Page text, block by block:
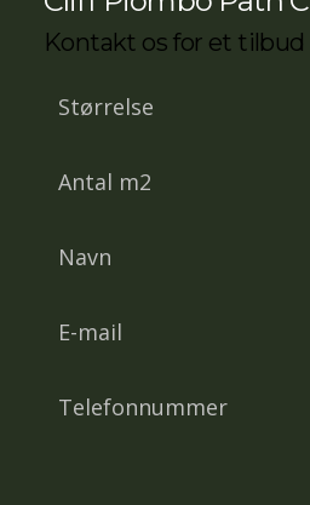
Kontakt os for et tilbud